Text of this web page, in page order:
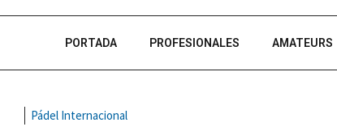
PORTADA PROFESIONALES AMATEURS
Pádel Internacional